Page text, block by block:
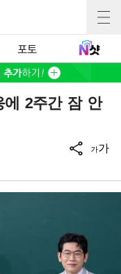
포토
에 2주간 잠 안
가가